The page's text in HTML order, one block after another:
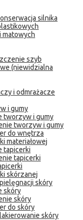
silnika
matowych
szyb
(niewidzialna
i odmrażacze
i gumy
tworzyw i gumy
tworzyw i gumy
do wnętrza
materiałowej
tapicerki
tapicerki
skórzanej
skóry
skóry
skóry
do skóry
skóry